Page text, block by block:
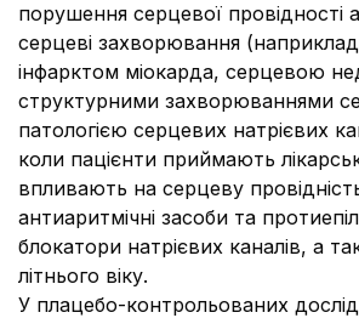
порушення серцевої провідності
серцеві захворювання
інфарктом міокарда, серцевою
структурними захворюваннями
патологією серцевих натрієвих
коли пацієнти приймають
впливають на серцеву
антиаритмічні засоби та
блокатори натрієвих каналів, а
літнього віку.
У плацебо-контрольованих